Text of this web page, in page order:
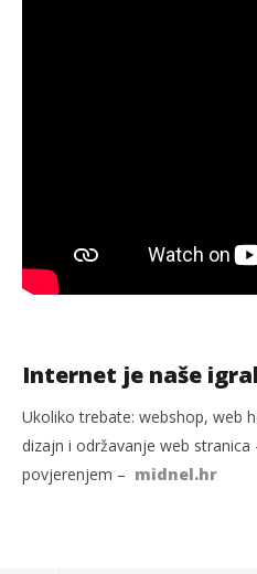
Internet je naše
Ukoliko trebate: webshop, web
dizajn i održavanje web
povjerenjem – midnel.hr